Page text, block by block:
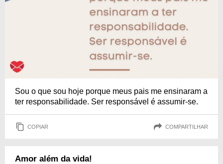
Sou o que sou hoje porque meus pais me ensinaram a
ter responsabilidade. Ser responsável é assumir-se.
COPIAR COMPARTILHAR
Amor além da vida!